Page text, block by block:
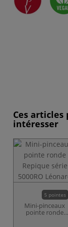
Ces
intéresser
5 pointes
Mini-pinceaux
pointe ronde